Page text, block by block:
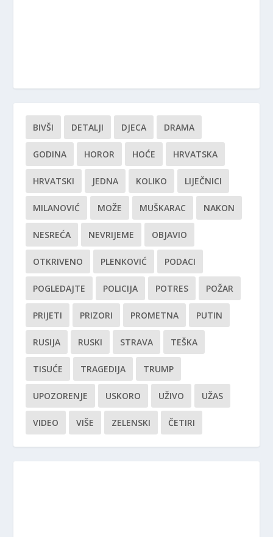
BIVŠI DETALJI DJECA DRAMA
GODINA HOROR HOĆE HRVATSKA
HRVATSKI JEDNA KOLIKO LIJEČNICI
MILANOVIĆ MOŽE MUŠKARAC NAKON
NESREĆA NEVRIJEME OBJAVIO
OTKRIVENO PLENKOVIĆ PODACI
POGLEDAJTE POLICIJA POTRES POŽAR
PRIJETI PRIZORI PROMETNA PUTIN
RUSIJA RUSKI STRAVA TEŠKA
TISUĆE TRAGEDIJA TRUMP
UPOZORENJE USKORO UŽIVO UŽAS
VIDEO VIŠE ZELENSKI ČETIRI